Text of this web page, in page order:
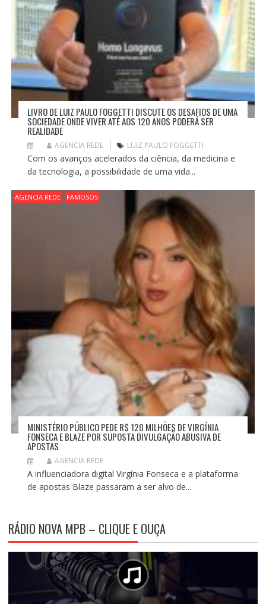
LIVRO DE LUIZ PAULO FOGGETTI DISCUTE OS DESAFIOS DE UMA
SOCIEDADE ONDE VIVER ATÉ AOS 120 ANOS PODERÁ SER
REALIDADE
AGENCIA REDE LUIZ PAULO FOGGETTI
Com os avanços acelerados da ciência, da medicina e
da tecnologia, a possibilidade de uma vida...
AGENCIA REDE FAMOSOS
MINISTÉRIO PÚBLICO PEDE R$ 120 MILHÕES DE VIRGÍNIA
FONSECA E BLAZE POR SUPOSTA DIVULGAÇÃO ABUSIVA DE
APOSTAS
AGENCIA REDE
A influenciadora digital Virgínia Fonseca e a plataforma
de apostas Blaze passaram a ser alvo de...
RÁDIO NOVA MPB – CLIQUE E OUÇA